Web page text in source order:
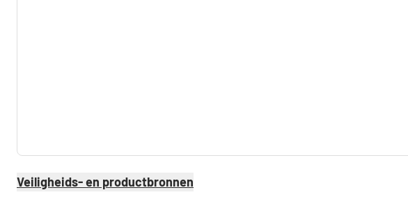
Veiligheids- en productbronnen